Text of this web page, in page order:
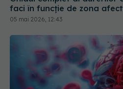
05 mai 2026, 12:43